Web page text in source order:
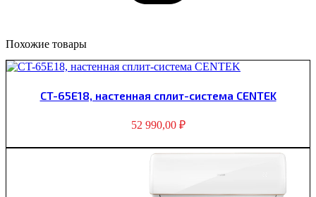
Похожие товары
CT-65E18, настенная сплит-система CENTEK
52 990,00 ₽